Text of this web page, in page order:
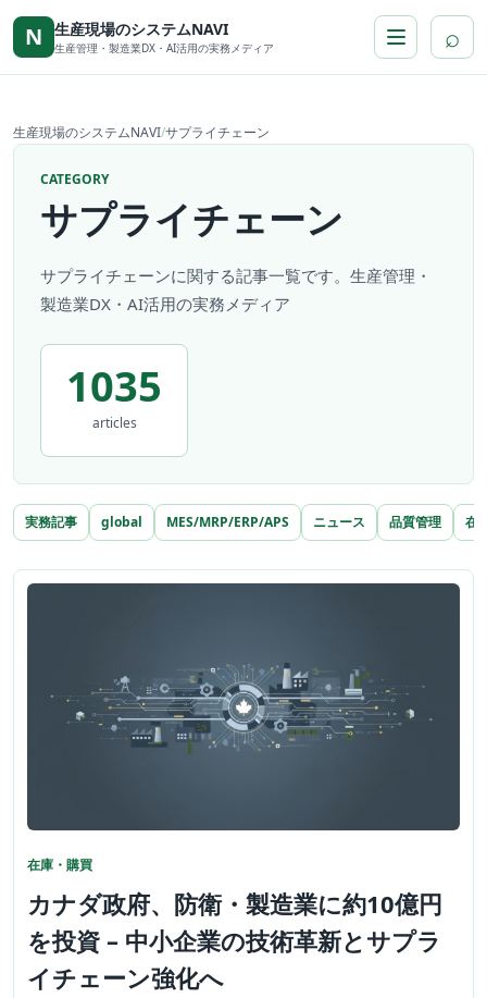
本文へ移動
N 生産現場のシステムNAVI
生産管理・製造業DX・AI活用の実務メディア ⌕
生産現場のシステムNAVI/サプライチェーン
CATEGORY
サプライチェーン
サプライチェーンに関する記事一覧です。生産管理・
製造業DX・AI活用の実務メディア
1035
articles
実務記事 global MES/MRP/ERP/APS ニュース 品質管理 在
在庫・購買
カナダ政府、防衛・製造業に約10億円
を投資 – 中小企業の技術革新とサプラ
イチェーン強化へ